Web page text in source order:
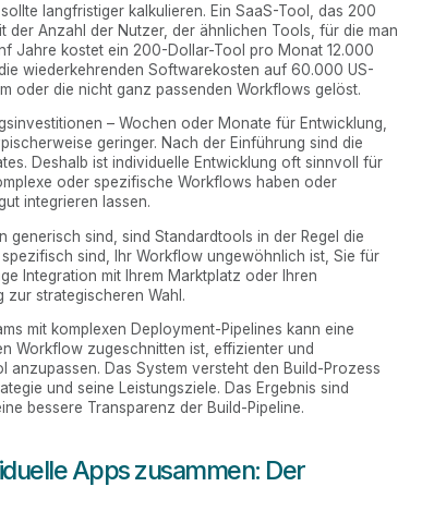
langfristiger kalkulieren. Ein SaaS-Tool, das 200
Anzahl der Nutzer, der ähnlichen Tools, für die man
Jahre kostet ein 200-Dollar-Tool pro Monat 12.000
wiederkehrenden Softwarekosten auf 60.000 US-
oder die nicht ganz passenden Workflows gelöst.
– Wochen oder Monate für Entwicklung,
geringer. Nach der Einführung sind die
Deshalb ist individuelle Entwicklung oft sinnvoll für
oder spezifische Workflows haben oder
integrieren lassen.
sind, sind Standardtools in der Regel die
sind, Ihr Workflow ungewöhnlich ist, Sie für
Integration mit Ihrem Marktplatz oder Ihren
zur strategischeren Wahl.
mit komplexen Deployment-Pipelines kann eine
Workflow zugeschnitten ist, effizienter und
Das System versteht den Build-Prozess
und seine Leistungsziele. Das Ergebnis sind
bessere Transparenz der Build-Pipeline.
Apps zusammen: Der